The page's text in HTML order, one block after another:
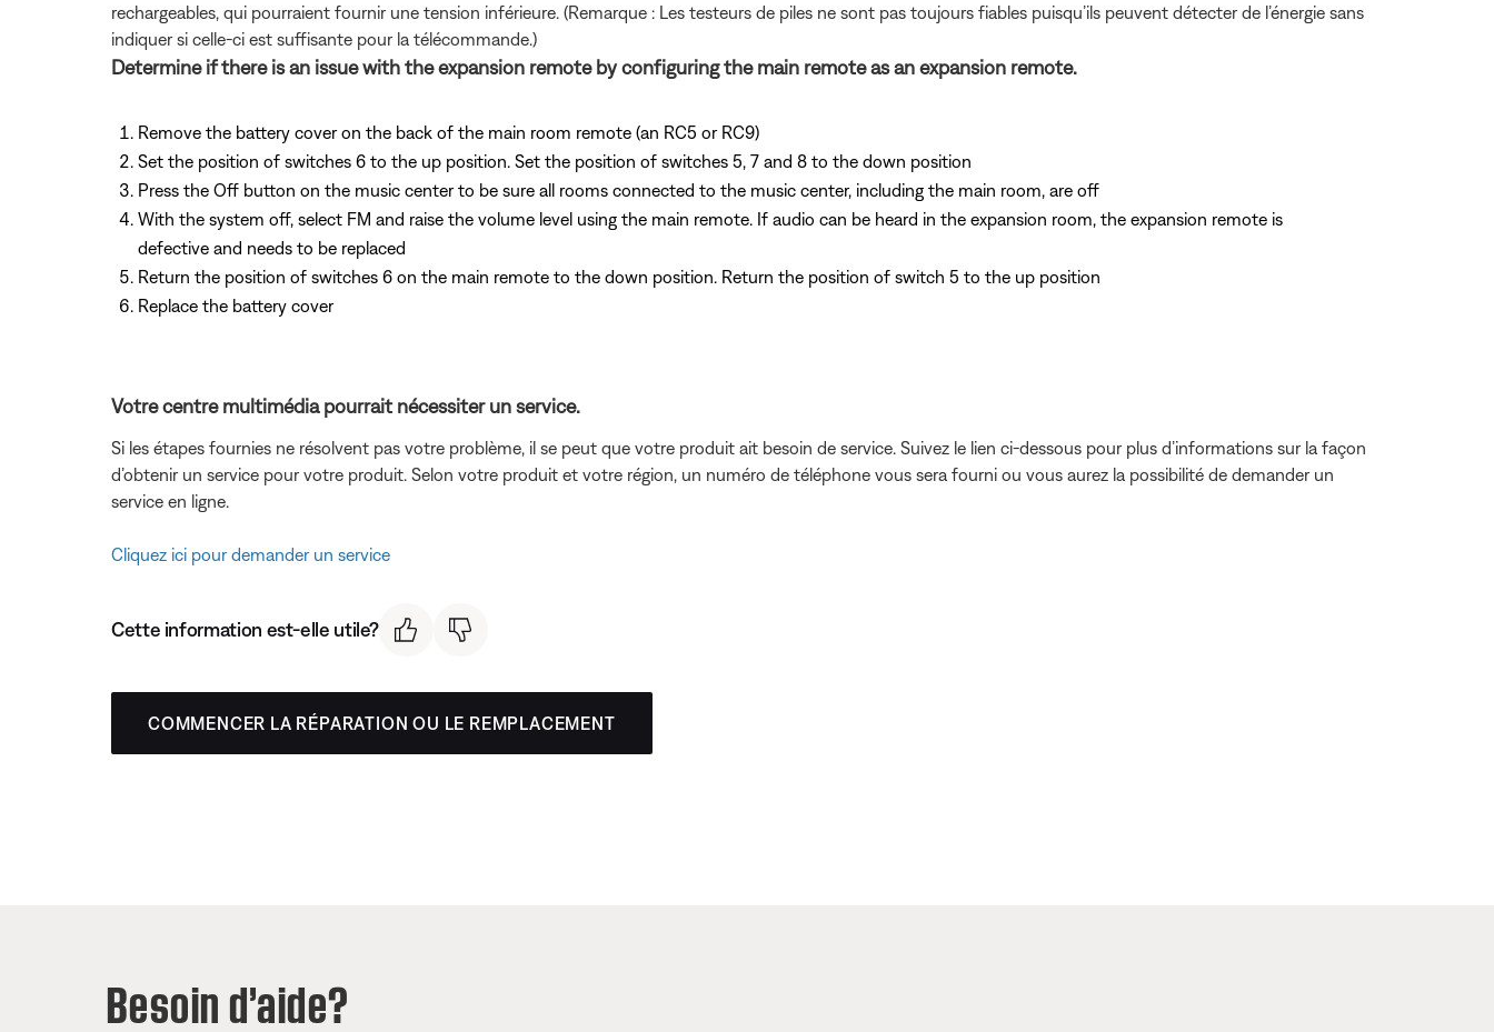
rechargeables, qui pourraient fournir une tension inférieure. (Remarque : Les testeurs de piles ne sont pas toujours fiables puisqu’ils peuvent détecter de l’énergie sans
indiquer si celle-ci est suffisante pour la télécommande.)
Determine if there is an issue with the expansion remote by configuring the main remote as an expansion remote.
Remove the battery cover on the back of the main room remote (an RC5 or RC9)
Set the position of switches 6 to the up position. Set the position of switches 5, 7 and 8 to the down position
Press the Off button on the music center to be sure all rooms connected to the music center, including the main room, are off
With the system off, select FM and raise the volume level using the main remote. If audio can be heard in the expansion room, the expansion remote is
defective and needs to be replaced
Return the position of switches 6 on the main remote to the down position. Return the position of switch 5 to the up position
Replace the battery cover
Votre centre multimédia pourrait nécessiter un service.
Si les étapes fournies ne résolvent pas votre problème, il se peut que votre produit ait besoin de service. Suivez le lien ci-dessous pour plus d’informations sur la façon
d’obtenir un service pour votre produit. Selon votre produit et votre région, un numéro de téléphone vous sera fourni ou vous aurez la possibilité de demander un
service en ligne.
Cliquez ici pour demander un service
Cette information est-elle utile?
COMMENCER LA RÉPARATION OU LE REMPLACEMENT
Besoin d’aide?